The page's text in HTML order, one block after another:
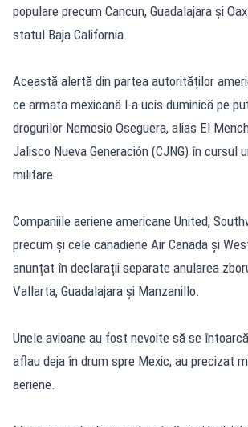
populare precum Cancun, Guadalajara și
statul Baja California.
Această alertă din partea autorităților
ce armata mexicană l-a ucis duminică pe
drogurilor Nemesio Oseguera, alias El
Jalisco Nueva Generación (CJNG) în cursul
militare.
Companiile aeriene americane United,
precum și cele canadiene Air Canada și
anunțat în declarații separate anularea
Vallarta, Guadalajara și Manzanillo.
Unele avioane au fost nevoite să se
aflau deja în drum spre Mexic, au precizat
aeriene.